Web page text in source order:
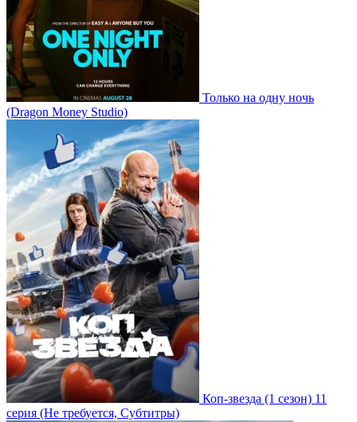
Только на одну ночь
(Dragon Money Studio)
Коп-звезда (1 сезон) 11
серия (Не требуется, Субтитры)